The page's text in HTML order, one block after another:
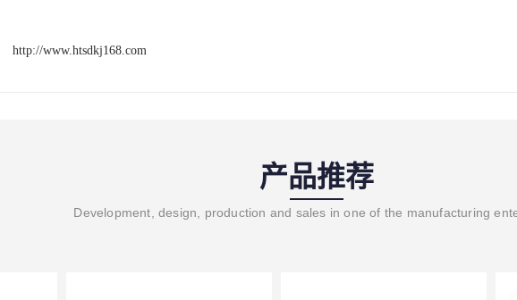
http://www.htsdkj168.com
产品推荐
Development, design, production and sales in one of the manufacturing